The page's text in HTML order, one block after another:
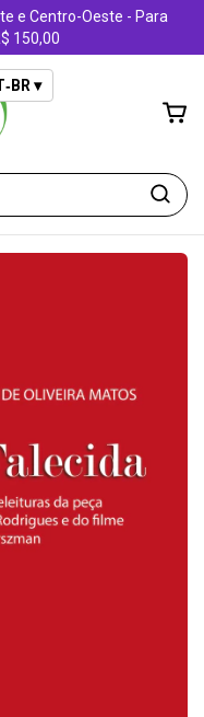
e Centro-Oeste - Para
150,00
▾